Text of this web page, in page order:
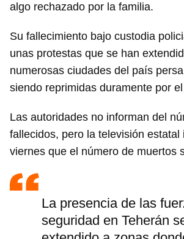
algo rechazado por la familia.
Su fallecimiento bajo custodia
unas protestas que se han
numerosas ciudades del país
siendo reprimidas duramente por
Las autoridades no informan del
fallecidos, pero la televisión
viernes que el número de muertos
La presencia de las
seguridad en Teherán